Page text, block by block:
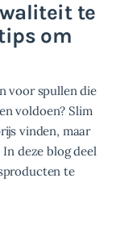
te
om
voor spullen die
voldoen? Slim
vinden, maar
deze blog deel
te